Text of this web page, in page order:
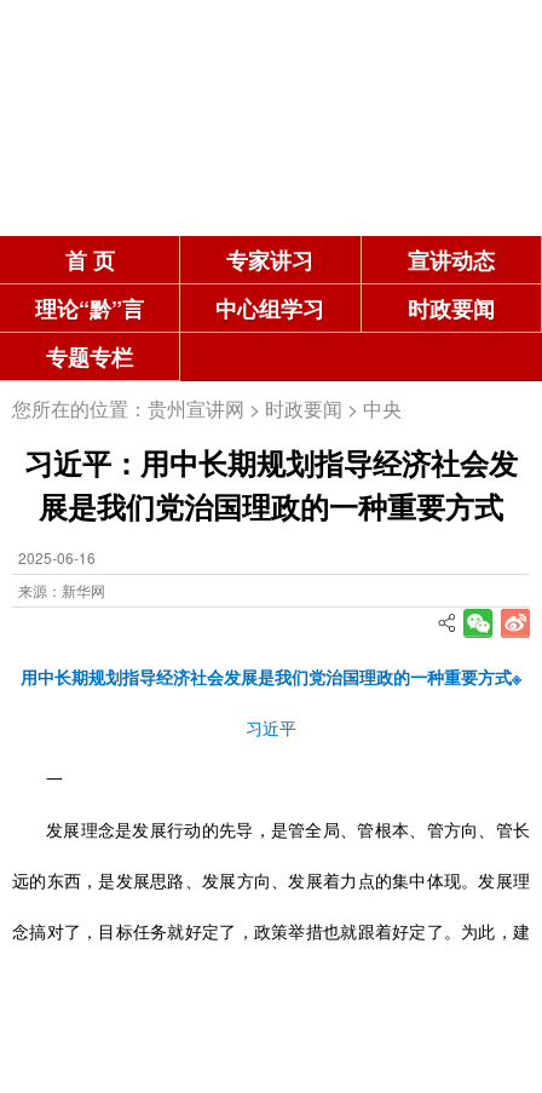
首 页 专家讲习
宣讲动态
理论“黔”言
中心组学习
时政要闻
专题专栏
您所在的位置： 贵州宣讲网 > 时政要闻 > 中央
习近平：用中长期规划指导经济社会发
展是我们党治国理政的一种重要方式
2025-06-16
来源：新华网
用中长期规划指导经济社会发展是我们党治国理政的一种重要方式※
习近平
一
发展理念是发展行动的先导，是管全局、管根本、管方向、管长
远的东西，是发展思路、发展方向、发展着力点的集中体现。发展理
念搞对了，目标任务就好定了，政策举措也就跟着好定了。为此，建